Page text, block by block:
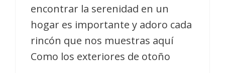
encontrar la serenidad en un
hogar es importante y adoro cada
rincón que nos muestras aquí
Como los exteriores de otoño